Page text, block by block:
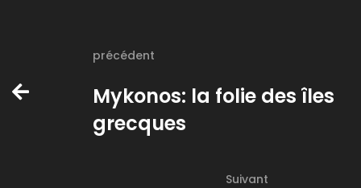
précédent
Mykonos: la folie des îles
grecques
Suivant